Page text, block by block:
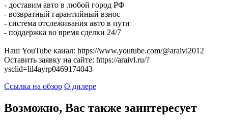
- доставим авто в любой город РФ
- возвратный гарантийный взнос
- система отслеживания авто в пути
- поддержка во время сделки 24/7
Наш YouTube канал: https://www.youtube.com/@araivl2012
Оставить заявку на сайте: https://araivl.ru/?
ysclid=lil4ayrp0469174043
Ссылка на обзор О дилере
Возможно, Вас также заинтересует